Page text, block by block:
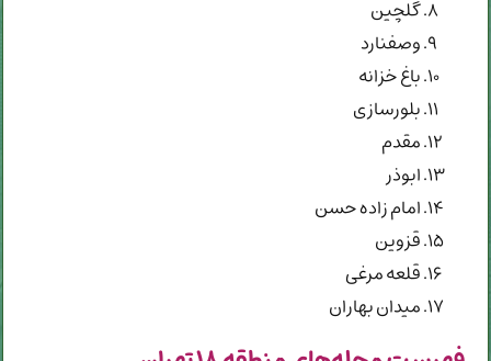
گلچین
وصفنارد
باغ خزانه
بلورسازی
مقدم
ابوذر
امام زاده حسن
قزوین
قلعه مرغی
میدان بهاران